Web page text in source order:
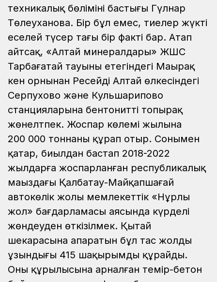
техникалық бөлімінің бастығы Гүлнар
Төлеуханова. Бір бұл емес, тиелер жүкті
еселей түсер тағы бір факті бар. Атап
айтсақ, «Алтай минералдары» ЖШС
Тарбағатай тауының етегіндегі Маңырақ
кен орнынан Ресейдің Алтай өлкесіндегі
Серпухово және Кульшарипово
станцияларына бентонитті топырақ
жөнелтпек. Жоспар көлемі жылына
200 000 тоннаны құрап отыр. Сонымен
қатар, биылдан бастап 2018-2022
жылдарға жоспарланған республикалық
маңыздағы Қалбатау-Майқапшағай
автокөлік жолы мемлекеттік «Нұрлы
жол» бағдарламасы аясында күрделі
жөндеуден өткізілмек. Қытай
шекарасына апаратын бұл тас жолдың
ұзындығы 415 шақырымды құрайды.
Оның құрылысына арналған темір-бетон